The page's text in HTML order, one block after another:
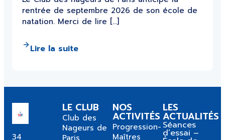
rentrée de septembre 2026 de son école de
natation. Merci de lire […]
Lire la suite
34
LE CLUB
Club des
Nageurs de
NOS
ACTIVITÉS
Progression-
Maîtres
LES
ACTUALITÉS
Séances
d’essai –